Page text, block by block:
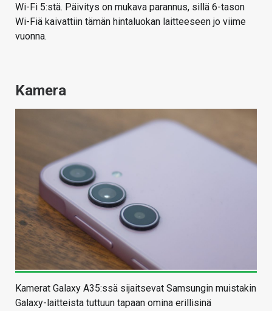
Wi-Fi 5:stä. Päivitys on mukava parannus, sillä 6-tason
Wi-Fiä kaivattiin tämän hintaluokan laitteeseen jo viime
vuonna.
Kamera
Kamerat Galaxy A35:ssä sijaitsevat Samsungin muistakin
Galaxy-laitteista tuttuun tapaan omina erillisinä